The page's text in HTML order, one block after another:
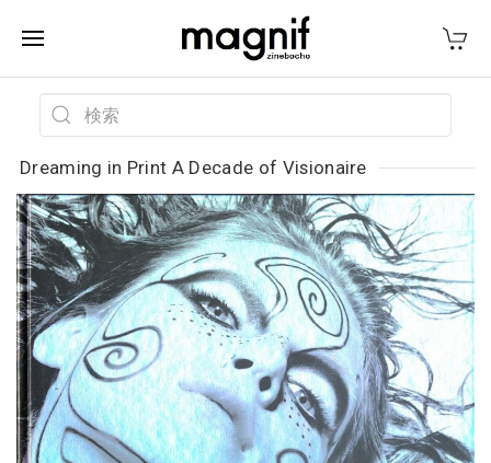
Dreaming in Print A Decade of Visionaire